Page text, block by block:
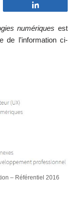
numériques est
de l’information ci-
– Référentiel 2016